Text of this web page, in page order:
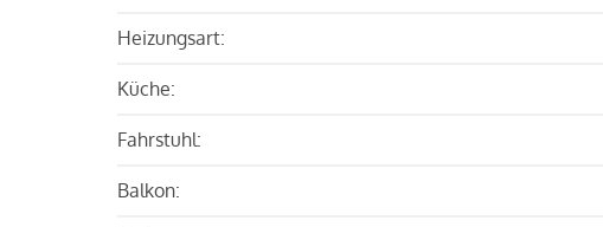
Heizungsart:
Küche:
Fahrstuhl:
Balkon: